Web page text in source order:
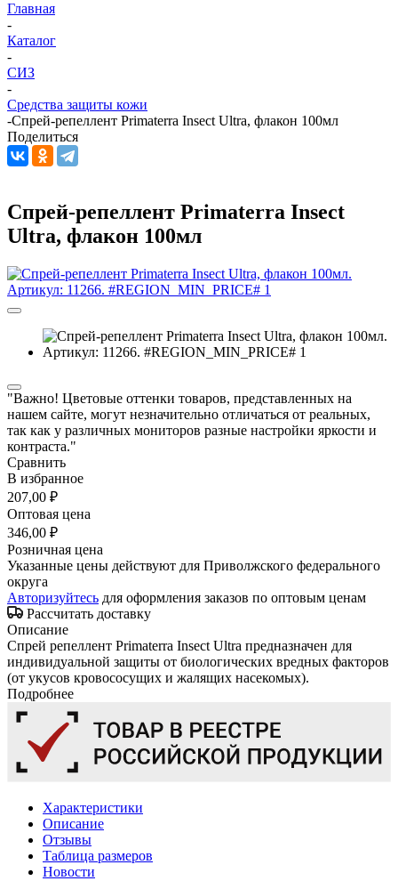
Главная
-
Каталог
-
СИЗ
-
Средства защиты кожи
-Спрей-репеллент Primaterra Insect Ultra, флакон 100мл
Поделиться
Спрей-репеллент Primaterra Insect
Ultra, флакон 100мл
"Важно! Цветовые оттенки товаров, представленных на
нашем сайте, могут незначительно отличаться от реальных,
так как у различных мониторов разные настройки яркости и
контраста."
Сравнить
В избранное
207,00 ₽
Оптовая цена
346,00 ₽
Розничная цена
Указанные цены действуют для Приволжского федерального
округа
Авторизуйтесь для оформления заказов по оптовым ценам
Рассчитать доставку
Описание
Спрей репеллент Primaterra Insect Ultra предназначен для
индивидуальной защиты от биологических вредных факторов
(от укусов кровососущих и жалящих насекомых).
Подробнее
Характеристики
Описание
Отзывы
Таблица размеров
Новости